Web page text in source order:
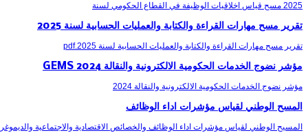
2025 مسح قياس اخلاقيات الوظيفة في القطاع الحكومي لسنة
تقرير مسح مهارات القراءة والكتابة والعمليات الحسابية لسنة 2025
تقرير مسح مهارات القراءة والكتابة والعمليات الحسابية لسنة 2025.pdf
مؤشر نضوج الخدمات الحكومية الالكترونية والنقالة 2024 GEMS
مؤشر نضوج الخدمات الحكومية الالكترونية والنقالة 2024
المسح الوطني لقياس مؤشرات اداء الوظائف
المسيح الوطني لقياس مؤشرات اداء الوظائف والخصائص الاقتصادية والاجتماعية